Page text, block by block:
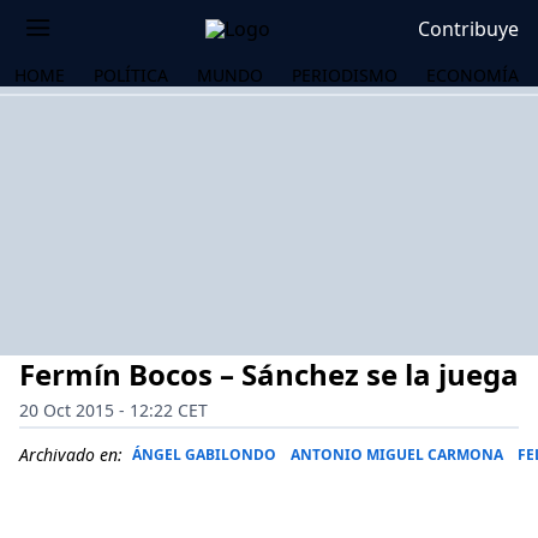
Contribuye
HOME POLÍTICA MUNDO PERIODISMO ECONOMÍA
Fermín Bocos – Sánchez se la juega
20 Oct 2015 - 12:22 CET
Archivado en: ÁNGEL GABILONDO ANTONIO MIGUEL CARMONA